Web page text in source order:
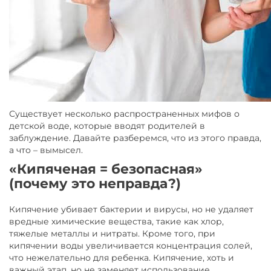
Существует несколько распространенных мифов о
детской воде, которые вводят родителей в
заблуждение. Давайте разберемся, что из этого правда,
а что – вымысел.
«Кипяченая = безопасная»
(почему это неправда?)
Кипячение убивает бактерии и вирусы, но не удаляет
вредные химические вещества, такие как хлор,
тяжелые металлы и нитраты. Кроме того, при
кипячении воды увеличивается концентрация солей,
что нежелательно для ребенка. Кипячение, хоть и